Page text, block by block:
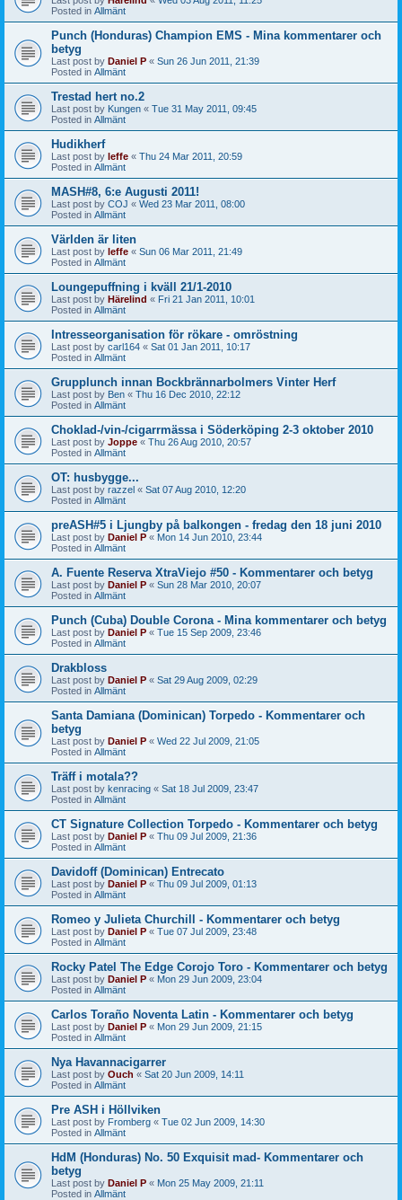
Posted in Allmänt
Punch (Honduras) Champion EMS - Mina kommentarer och
betyg
Last post by Daniel P « Sun 26 Jun 2011, 21:39
Posted in Allmänt
Trestad hert no.2
Last post by Kungen « Tue 31 May 2011, 09:45
Posted in Allmänt
Hudikherf
Last post by leffe « Thu 24 Mar 2011, 20:59
Posted in Allmänt
MASH#8, 6:e Augusti 2011!
Last post by COJ « Wed 23 Mar 2011, 08:00
Posted in Allmänt
Världen är liten
Last post by leffe « Sun 06 Mar 2011, 21:49
Posted in Allmänt
Loungepuffning i kväll 21/1-2010
Last post by Härelind « Fri 21 Jan 2011, 10:01
Posted in Allmänt
Intresseorganisation för rökare - omröstning
Last post by carl164 « Sat 01 Jan 2011, 10:17
Posted in Allmänt
Grupplunch innan Bockbrännarbolmers Vinter Herf
Last post by Ben « Thu 16 Dec 2010, 22:12
Posted in Allmänt
Choklad-/vin-/cigarrmässa i Söderköping 2-3 oktober 2010
Last post by Joppe « Thu 26 Aug 2010, 20:57
Posted in Allmänt
OT: husbygge...
Last post by razzel « Sat 07 Aug 2010, 12:20
Posted in Allmänt
preASH#5 i Ljungby på balkongen - fredag den 18 juni 2010
Last post by Daniel P « Mon 14 Jun 2010, 23:44
Posted in Allmänt
A. Fuente Reserva XtraViejo #50 - Kommentarer och betyg
Last post by Daniel P « Sun 28 Mar 2010, 20:07
Posted in Allmänt
Punch (Cuba) Double Corona - Mina kommentarer och betyg
Last post by Daniel P « Tue 15 Sep 2009, 23:46
Posted in Allmänt
Drakbloss
Last post by Daniel P « Sat 29 Aug 2009, 02:29
Posted in Allmänt
Santa Damiana (Dominican) Torpedo - Kommentarer och
betyg
Last post by Daniel P « Wed 22 Jul 2009, 21:05
Posted in Allmänt
Träff i motala??
Last post by kenracing « Sat 18 Jul 2009, 23:47
Posted in Allmänt
CT Signature Collection Torpedo - Kommentarer och betyg
Last post by Daniel P « Thu 09 Jul 2009, 21:36
Posted in Allmänt
Davidoff (Dominican) Entrecato
Last post by Daniel P « Thu 09 Jul 2009, 01:13
Posted in Allmänt
Romeo y Julieta Churchill - Kommentarer och betyg
Last post by Daniel P « Tue 07 Jul 2009, 23:48
Posted in Allmänt
Rocky Patel The Edge Corojo Toro - Kommentarer och betyg
Last post by Daniel P « Mon 29 Jun 2009, 23:04
Posted in Allmänt
Carlos Toraño Noventa Latin - Kommentarer och betyg
Last post by Daniel P « Mon 29 Jun 2009, 21:15
Posted in Allmänt
Nya Havannacigarrer
Last post by Ouch « Sat 20 Jun 2009, 14:11
Posted in Allmänt
Pre ASH i Höllviken
Last post by Fromberg « Tue 02 Jun 2009, 14:30
Posted in Allmänt
HdM (Honduras) No. 50 Exquisit mad- Kommentarer och
betyg
Last post by Daniel P « Mon 25 May 2009, 21:11
Posted in Allmänt